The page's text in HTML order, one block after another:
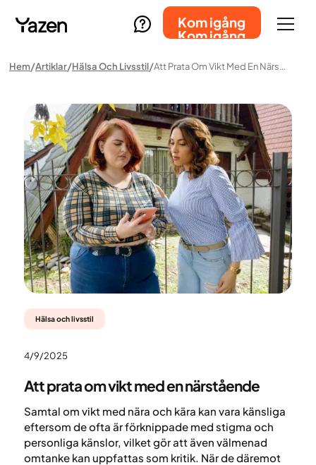
Kom igång
Kom igång
Hem Artiklar Hälsa Och Livsstil Att Prata Om Vikt Med En Närstående
Hälsa och livsstil
4/9/2025
Att prata om vikt med en närstående
Samtal om vikt med nära och kära kan vara känsliga
eftersom de ofta är förknippade med stigma och
personliga känslor, vilket gör att även välmenad
omtanke kan uppfattas som kritik. När de däremot